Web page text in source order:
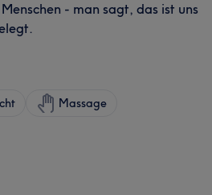
- man sagt, das ist uns
Massage